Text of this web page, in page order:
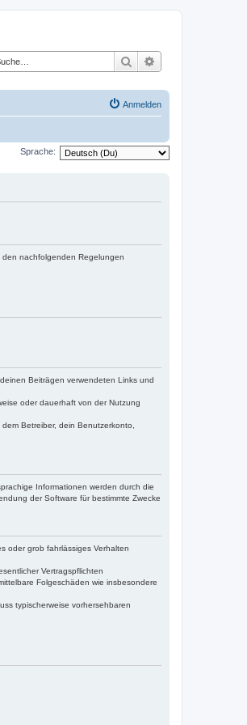
Suche
Anmelden
Sprache:
den nachfolgenden Regelungen
Beiträgen verwendeten Links und
oder dauerhaft von der Nutzung
Betreiber, dein Benutzerkonto,
Informationen werden durch die
der Software für bestimmte Zwecke
oder grob fahrlässiges Verhalten
Vertragspflichten
Folgeschäden wie insbesondere
typischerweise vorhersehbaren